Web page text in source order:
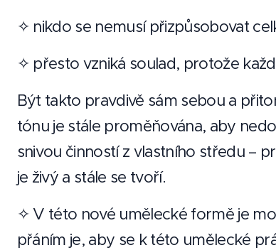
✧ nikdo se nemusí přizpůsobovat
✧ přesto vzniká soulad, protože
Být takto pravdivě sám sebou a
tónu je stále proměňována, aby
snivou činností z vlastního středu –
je živý a stále se tvoří.
✧ V této nové umělecké formě je
přáním je, aby se k této umělecké